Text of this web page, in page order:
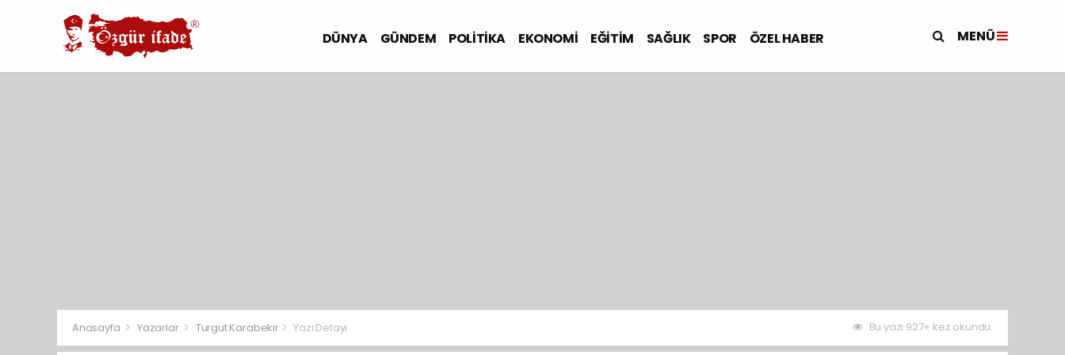
DÜNYA GÜNDEM POLİTİKA EKONOMİ EĞİTİM SAĞLIK SPOR ÖZEL HABER MENÜ
Anasayfa Yazarlar Turgut Karabekir Yazı Detayı Bu yazı 927+ kez okundu.